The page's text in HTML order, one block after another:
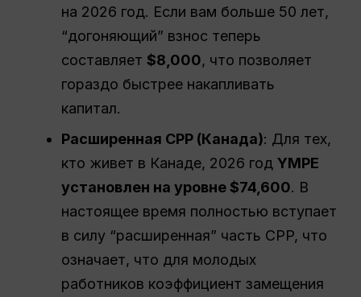
на 2026 год. Если вам больше 50 лет,
“догоняющий” взнос теперь
составляет$8,000, что позволяет
гораздо быстрее накапливать
капитал.
Расширенная CPP (Канада): Для тех,
кто живет в Канаде, 2026 годYMPE
установлен на уровне $74,600. В
настоящее время полностью вступает
в силу “расширенная” часть CPP, что
означает, что для молодых
работников коэффициент замещения